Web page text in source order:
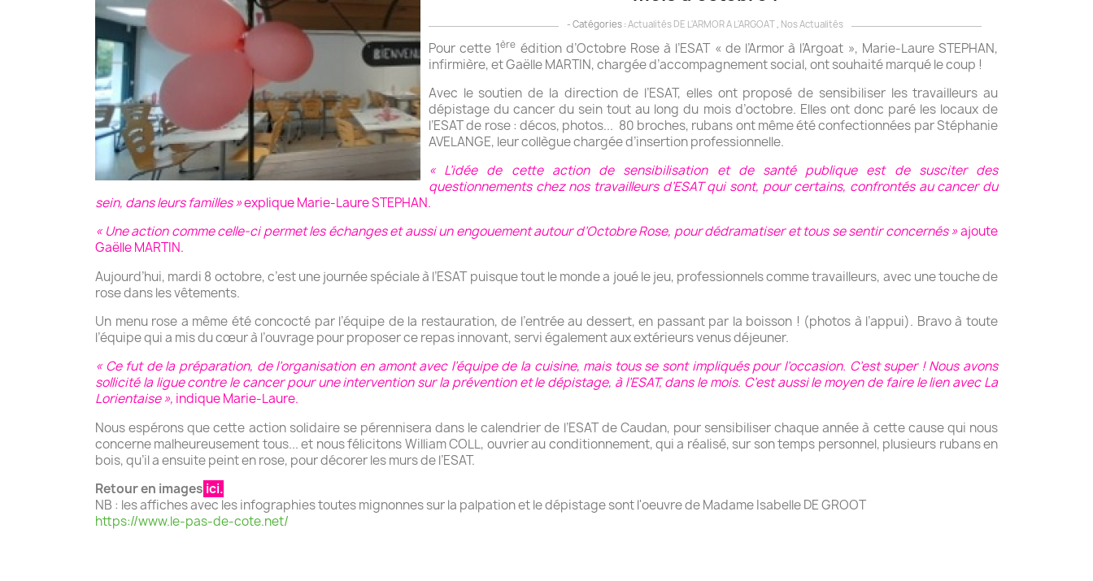
- Catégories :Actualités DE L'ARMOR A L'ARGOAT Nos Actualités
Pour cette 1ère édition d’Octobre Rose à l’ESAT « de l’Armor à l’Argoat », Marie-Laure STEPHAN,
infirmière, et Gaëlle MARTIN, chargée d’accompagnement social, ont souhaité marqué le coup !
Avec le soutien de la direction de l’ESAT, elles ont proposé de sensibiliser les travailleurs au
dépistage du cancer du sein tout au long du mois d’octobre. Elles ont donc paré les locaux de
l’ESAT de rose : décos, photos... 80 broches, rubans ont même été confectionnées par Stéphanie
AVELANGE, leur collègue chargée d’insertion professionnelle.
« L’idée de cette action de sensibilisation et de santé publique est de susciter des
questionnements chez nos travailleurs d’ESAT qui sont, pour certains, confrontés au cancer du
sein, dans leurs familles »explique Marie-Laure STEPHAN.
« Une action comme celle-ci permet les échanges et aussi un engouement autour d’Octobre Rose, pour dédramatiser et tous se sentir concernés »ajoute
Gaëlle MARTIN.
Aujourd’hui, mardi 8 octobre, c’est une journée spéciale à l’ESAT puisque tout le monde a joué le jeu, professionnels comme travailleurs, avec une touche de
rose dans les vêtements.
Un menu rose a même été concocté par l’équipe de la restauration, de l’entrée au dessert, en passant par la boisson ! (photos à l’appui). Bravo à toute
l’équipe qui a mis du cœur à l’ouvrage pour proposer ce repas innovant, servi également aux extérieurs venus déjeuner.
« Ce fut de la préparation, de l’organisation en amont avec l’équipe de la cuisine, mais tous se sont impliqués pour l’occasion. C’est super ! Nous avons
sollicité la ligue contre le cancer pour une intervention sur la prévention et le dépistage, à l’ESAT, dans le mois. C’est aussi le moyen de faire le lien avec La
Lorientaise », indique Marie-Laure.
Nous espérons que cette action solidaire se pérennisera dans le calendrier de l’ESAT de Caudan, pour sensibiliser chaque année à cette cause qui nous
concerne malheureusement tous... et nous félicitons William COLL, ouvrier au conditionnement, qui a réalisé, sur son temps personnel, plusieurs rubans en
bois, qu’il a ensuite peint en rose, pour décorer les murs de l’ESAT.
Retour en images ici.
NB : les affiches avec les infographies toutes mignonnes sur la palpation et le dépistage sont l'oeuvre de Madame Isabelle DE GROOT
https://www.le-pas-de-cote.net/